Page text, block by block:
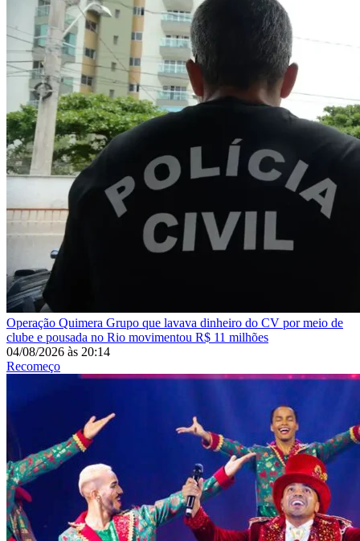
Operação Quimera Grupo que lavava dinheiro do CV por meio de
clube e pousada no Rio movimentou R$ 11 milhões
04/08/2026 às 20:14
Recomeço